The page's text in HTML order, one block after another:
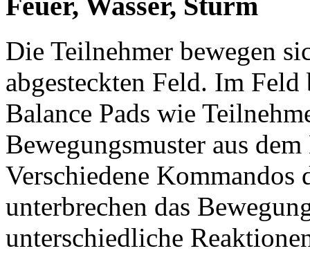
Die Teilnehmer bewegen
abgesteckten Feld. Im
Balance Pads wie
Bewegungsmuster aus
Verschiedene
unterbrechen das
unterschiedliche